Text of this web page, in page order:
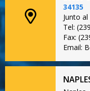
34135
Junto
Tel:
Fax:
Email: